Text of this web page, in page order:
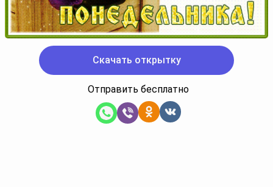
Скачать открытку
Отправить бесплатно